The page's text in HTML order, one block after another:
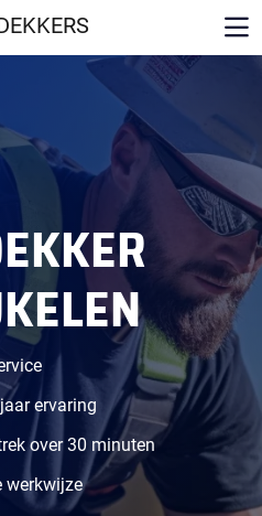
ervaring
over 30 minuten
werkwijze